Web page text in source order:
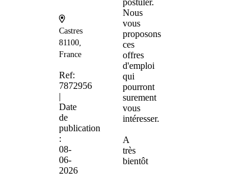
Castres
81100,
France
Ref:
7872956
|
Date
de
publication
:
08-
06-
2026
postuler.
Nous
vous
proposons
ces
offres
d'emploi
qui
pourront
surement
vous
intéresser.
A
très
bientôt